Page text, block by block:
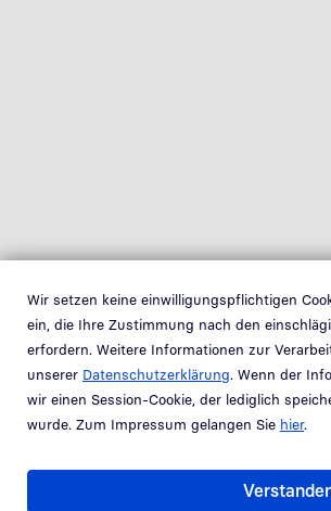
Wir setzen keine einwilligungspflichtigen
ein, die Ihre Zustimmung nach den
erfordern. Weitere Informationen zur
unserer Datenschutzerklärung. Wenn der
wir einen Session-Cookie, der lediglich
wurde. Zum Impressum gelangen Sie hier.